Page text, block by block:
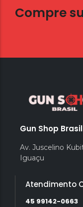
Compre
Gun Shop
Av. Juscelino
Iguaçu
Atendimento
45 99142-0663